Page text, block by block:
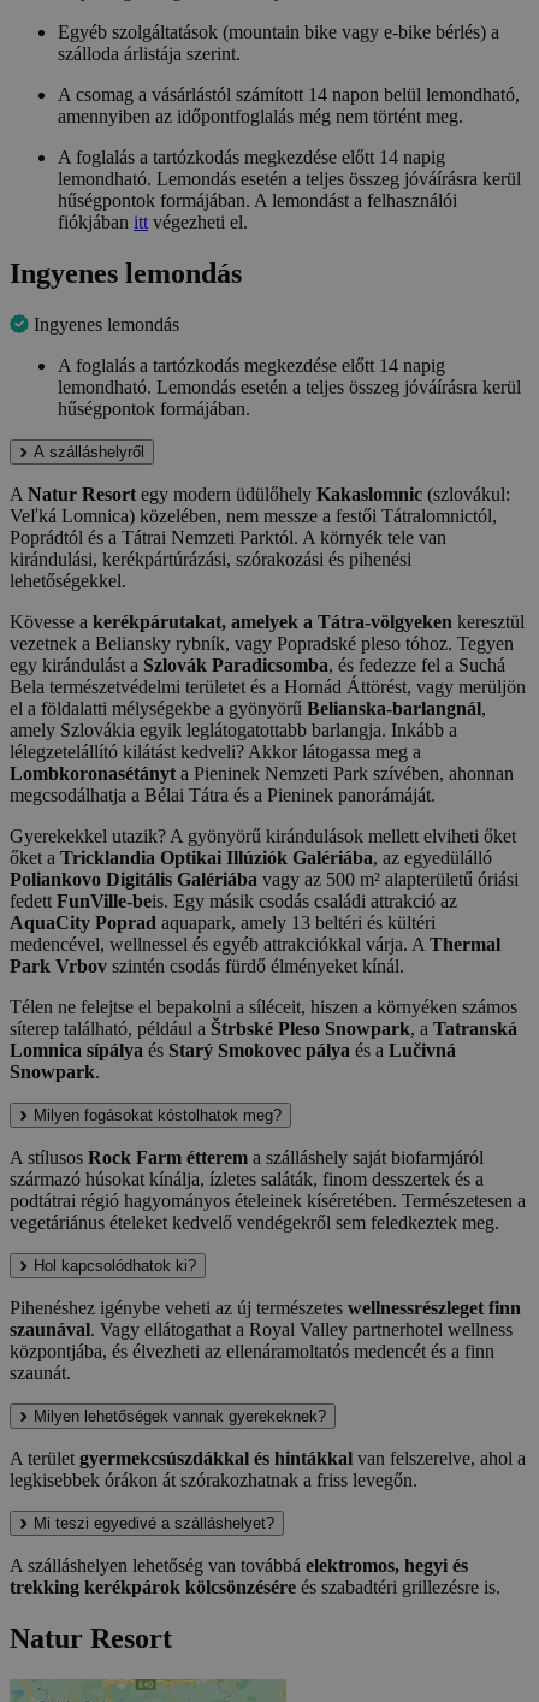
Egyéb szolgáltatások (mountain bike vagy e-bike bérlés) a
szálloda árlistája szerint.
A csomag a vásárlástól számított 14 napon belül lemondható,
amennyiben az időpontfoglalás még nem történt meg.
A foglalás a tartózkodás megkezdése előtt 14 napig
lemondható. Lemondás esetén a teljes összeg jóváírásra kerül
hűségpontok formájában. A lemondást a felhasználói
fiókjában ittvégezheti el.
Ingyenes lemondás
Ingyenes lemondás
A foglalás a tartózkodás megkezdése előtt 14 napig
lemondható. Lemondás esetén a teljes összeg jóváírásra kerül
hűségpontok formájában.
A szálláshelyről
A Natur Resort egy modern üdülőhely Kakaslomnic (szlovákul:
Veľká Lomnica) közelében, nem messze a festői Tátralomnictól,
Poprádtól és a Tátrai Nemzeti Parktól. A környék tele van
kirándulási, kerékpártúrázási, szórakozási és pihenési
lehetőségekkel.
Kövesse a kerékpárutakat, amelyek a Tátra-völgyeken keresztül
vezetnek a Beliansky rybník, vagy Popradské pleso tóhoz. Tegyen
egy kirándulást a Szlovák Paradicsomba, és fedezze fel a Suchá
Bela természetvédelmi területet és a Hornád Áttörést, vagy merüljön
el a földalatti mélységekbe a gyönyörű Belianska-barlangnál,
amely Szlovákia egyik leglátogatottabb barlangja. Inkább a
lélegzetelállító kilátást kedveli? Akkor látogassa meg a
Lombkoronasétányt a Pieninek Nemzeti Park szívében, ahonnan
megcsodálhatja a Bélai Tátra és a Pieninek panorámáját.
Gyerekekkel utazik? A gyönyörű kirándulások mellett elviheti őket
őket a Tricklandia Optikai Illúziók Galériába, az egyedülálló
Poliankovo Digitális Galériába vagy az 500 m² alapterületű óriási
fedett FunVille-beis. Egy másik csodás családi attrakció az
AquaCity Poprad aquapark, amely 13 beltéri és kültéri
medencével, wellnessel és egyéb attrakciókkal várja. A Thermal
Park Vrbov szintén csodás fürdő élményeket kínál.
Télen ne felejtse el bepakolni a síléceit, hiszen a környéken számos
síterep található, például a Štrbské Pleso Snowpark, a Tatranská
Lomnica sípálya és Starý Smokovec pálya és a Lučivná
Snowpark.
Milyen fogásokat kóstolhatok meg?
A stílusos Rock Farm étterem a szálláshely saját biofarmjáról
származó húsokat kínálja, ízletes saláták, finom desszertek és a
podtátrai régió hagyományos ételeinek kíséretében. Természetesen a
vegetáriánus ételeket kedvelő vendégekről sem feledkeztek meg.
Hol kapcsolódhatok ki?
Pihenéshez igénybe veheti az új természetes wellnessrészleget finn
szaunával. Vagy ellátogathat a Royal Valley partnerhotel wellness
központjába, és élvezheti az ellenáramoltatós medencét és a finn
szaunát.
Milyen lehetőségek vannak gyerekeknek?
A terület gyermekcsúszdákkal és hintákkal van felszerelve, ahol a
legkisebbek órákon át szórakozhatnak a friss levegőn.
Mi teszi egyedivé a szálláshelyet?
A szálláshelyen lehetőség van továbbá elektromos, hegyi és
trekking kerékpárok kölcsönzésére és szabadtéri grillezésre is.
Natur Resort